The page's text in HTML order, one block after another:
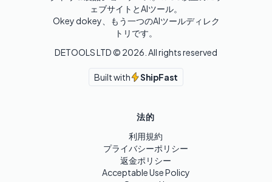
ェブサイトとAIツール。
Okey dokey、もう一つのAIツールディレク
トリです。
DETOOLS LTD © 2026 . All rights reserved
Built with ShipFast
法的
利用規約
プライバシーポリシー
返金ポリシー
Acceptable Use Policy